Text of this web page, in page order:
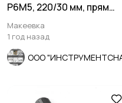
Р6М5, 220/30 мм, прям
хвост, мелкий шаг, СССР.
Макеевка
1 год назад